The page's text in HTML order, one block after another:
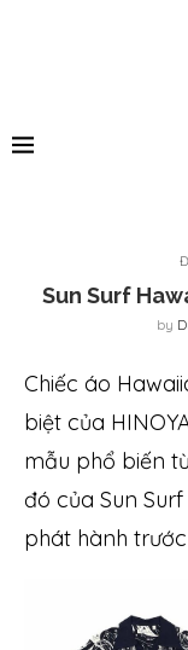
Sun Surf
by
Chiếc áo
biệt của
mẫu phổ biến
đó của Sun
phát hành